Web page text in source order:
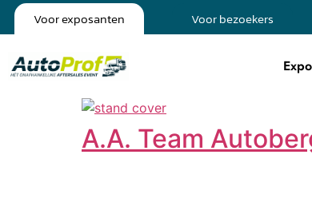
Voor exposanten Voor bezoekers
A.A. Team